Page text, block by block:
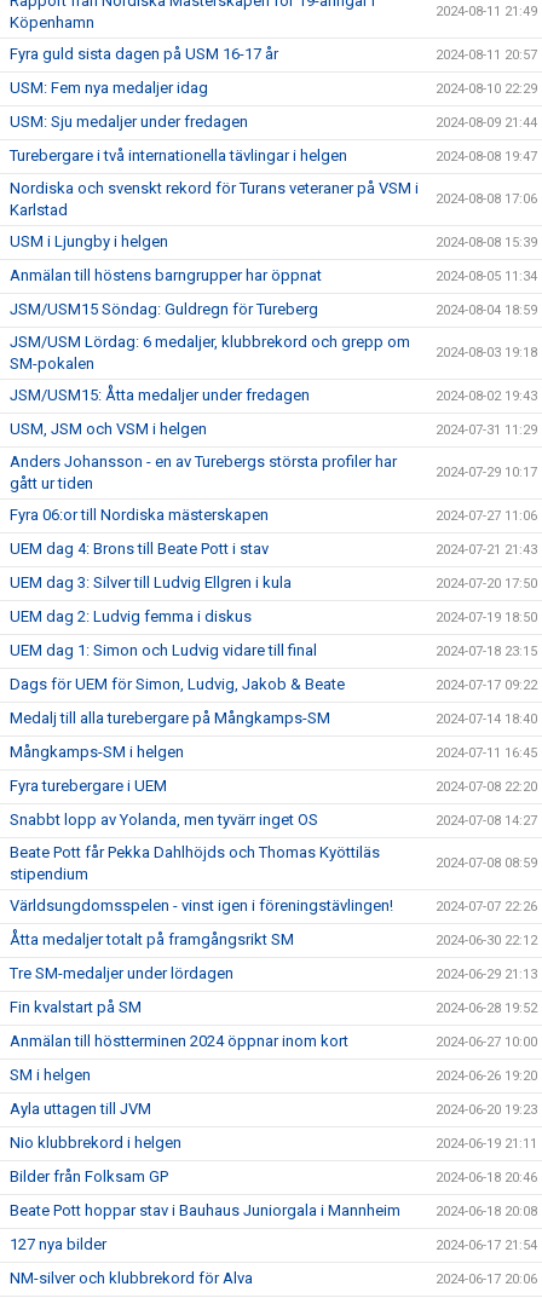
Köpenhamn
2024-08-11 21:49
Fyra guld sista dagen på USM 16-17 år 2024-08-11 20:57
USM: Fem nya medaljer idag 2024-08-10 22:29
USM: Sju medaljer under fredagen 2024-08-09 21:44
Turebergare i två internationella tävlingar i helgen 2024-08-08 19:47
Nordiska och svenskt rekord för Turans veteraner på VSM i
Karlstad
2024-08-08 17:06
USM i Ljungby i helgen 2024-08-08 15:39
Anmälan till höstens barngrupper har öppnat 2024-08-05 11:34
JSM/USM15 Söndag: Guldregn för Tureberg 2024-08-04 18:59
JSM/USM Lördag: 6 medaljer, klubbrekord och grepp om
SM-pokalen
2024-08-03 19:18
JSM/USM15: Åtta medaljer under fredagen 2024-08-02 19:43
USM, JSM och VSM i helgen 2024-07-31 11:29
Anders Johansson - en av Turebergs största profiler har
gått ur tiden
2024-07-29 10:17
Fyra 06:or till Nordiska mästerskapen 2024-07-27 11:06
UEM dag 4: Brons till Beate Pott i stav 2024-07-21 21:43
UEM dag 3: Silver till Ludvig Ellgren i kula 2024-07-20 17:50
UEM dag 2: Ludvig femma i diskus 2024-07-19 18:50
UEM dag 1: Simon och Ludvig vidare till final 2024-07-18 23:15
Dags för UEM för Simon, Ludvig, Jakob & Beate 2024-07-17 09:22
Medalj till alla turebergare på Mångkamps-SM 2024-07-14 18:40
Mångkamps-SM i helgen 2024-07-11 16:45
Fyra turebergare i UEM 2024-07-08 22:20
Snabbt lopp av Yolanda, men tyvärr inget OS 2024-07-08 14:27
Beate Pott får Pekka Dahlhöjds och Thomas Kyöttiläs
stipendium
2024-07-08 08:59
Världsungdomsspelen - vinst igen i föreningstävlingen! 2024-07-07 22:26
Åtta medaljer totalt på framgångsrikt SM 2024-06-30 22:12
Tre SM-medaljer under lördagen 2024-06-29 21:13
Fin kvalstart på SM 2024-06-28 19:52
Anmälan till höstterminen 2024 öppnar inom kort 2024-06-27 10:00
SM i helgen 2024-06-26 19:20
Ayla uttagen till JVM 2024-06-20 19:23
Nio klubbrekord i helgen 2024-06-19 21:11
Bilder från Folksam GP 2024-06-18 20:46
Beate Pott hoppar stav i Bauhaus Juniorgala i Mannheim 2024-06-18 20:08
127 nya bilder 2024-06-17 21:54
NM-silver och klubbrekord för Alva 2024-06-17 20:06